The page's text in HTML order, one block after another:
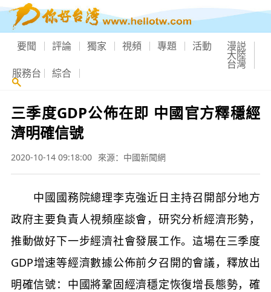
要聞 評論 獨家 視頻 專題 活動 漫説
大陸
台灣
服務台 綜合
三季度GDP公佈在即 中國官方釋穩經
濟明確信號
2020-10-14 09:18:00 來源：中國新聞網
中國國務院總理李克強近日主持召開部分地方
政府主要負責人視頻座談會，研究分析經濟形勢，
推動做好下一步經濟社會發展工作。這場在三季度
GDP增速等經濟數據公佈前夕召開的會議，釋放出
明確信號：中國將鞏固經濟穩定恢復增長態勢，確